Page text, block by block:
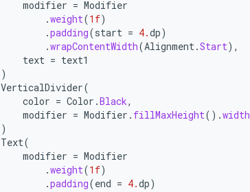
modifier = Modifier
.weight(1f)
.padding(start = 4.dp)
.wrapContentWidth(Alignment.Start),
text = text1
)
VerticalDivider(
color = Color .Black,
modifier = Modifier . fillMaxHeight().width
)
Text(
modifier = Modifier
.weight(1f)
.padding(end = 4.dp)